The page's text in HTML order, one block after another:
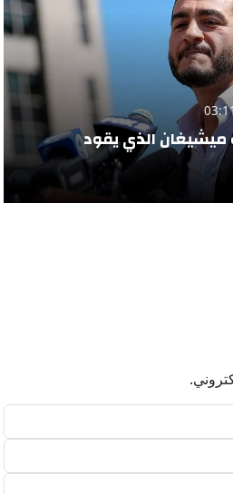
ميشيغان الذي يقود